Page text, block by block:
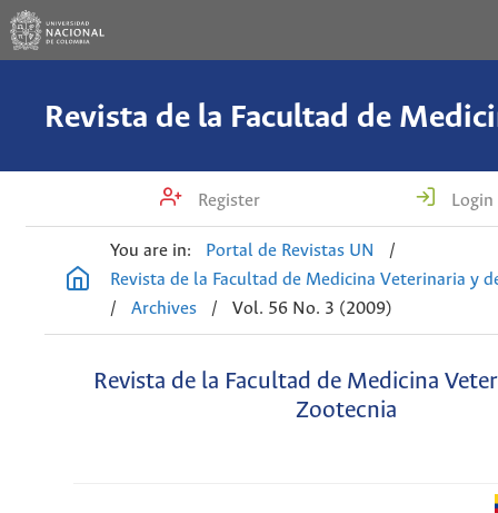
Register Login
You are in: Portal de Revistas UN
/
Revista de la Facultad de Medicina Veterinaria y
/
Archives / Vol. 56 No. 3 (2009)
Revista de la Facultad de Medicina
Zootecnia